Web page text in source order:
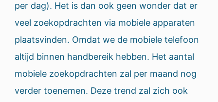
per dag). Het is dan ook geen wonder dat er
veel zoekopdrachten via mobiele apparaten
plaatsvinden. Omdat we de mobiele telefoon
altijd binnen handbereik hebben. Het aantal
mobiele zoekopdrachten zal per maand nog
verder toenemen. Deze trend zal zich ook